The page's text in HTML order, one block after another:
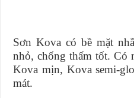
Sơn Kova có bề mặt
nhỏ, chống thấm tốt. Có
Kova mịn, Kova semi-
mát.